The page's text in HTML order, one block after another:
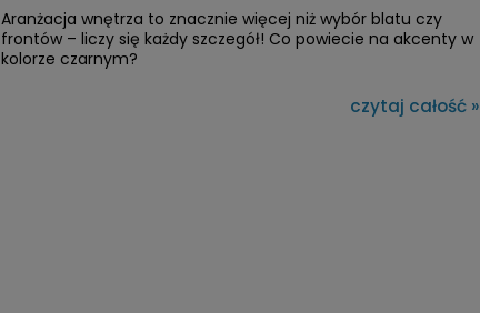
Aranżacja wnętrza to znacznie więcej niż wybór blatu czy
frontów – liczy się każdy szczegół! Co powiecie na akcenty w
kolorze czarnym?
czytaj całość »